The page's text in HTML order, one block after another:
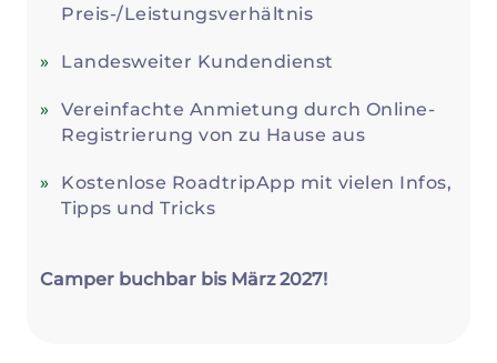
Preis-/Leistungsverhältnis
Landesweiter Kundendienst
Vereinfachte Anmietung durch Online-
Registrierung von zu Hause aus
Kostenlose RoadtripApp mit vielen Infos,
Tipps und Tricks
Camper buchbar bis März 2027!